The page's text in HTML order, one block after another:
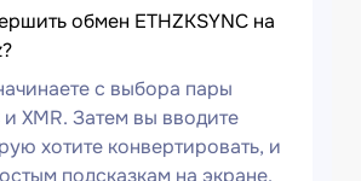
обмен ETHZKSYNC на
с выбора пары
и XMR. Затем вы вводите
хотите конвертировать, и
подсказкам на экране.